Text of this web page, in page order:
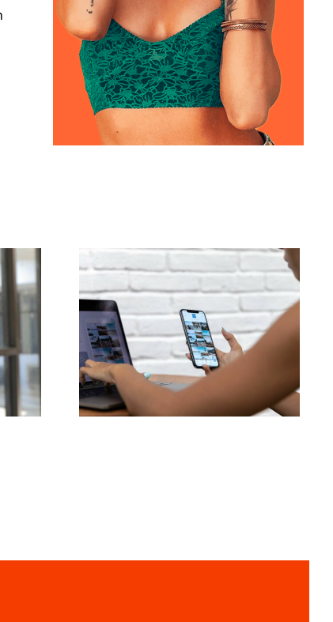
Las 3 mejores
plataformas para
encontrar ideas de
UGC (Contenido
Generado por
Usuarios)